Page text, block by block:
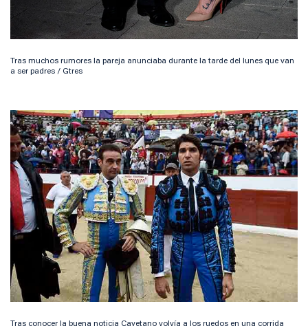
Tras muchos rumores la pareja anunciaba durante la tarde del lunes que van
a ser padres / Gtres
Tras conocer la buena noticia Cayetano volvía a los ruedos en una corrida